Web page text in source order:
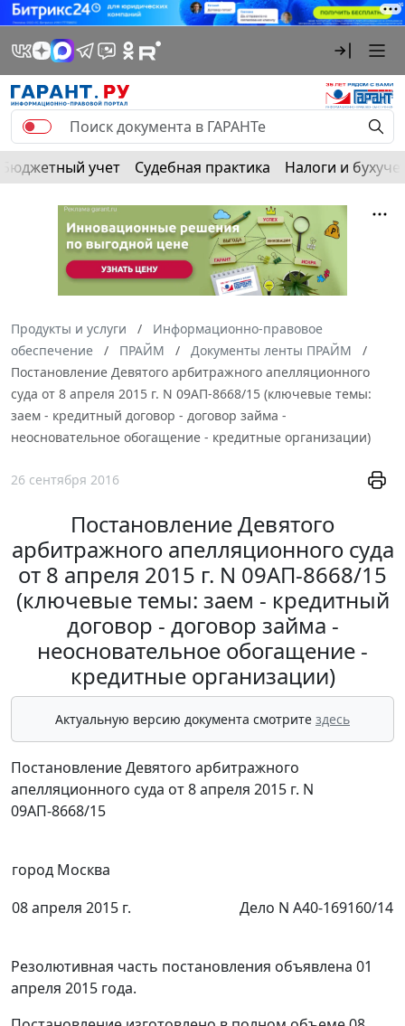
Бюджетный учет Судебная практика Налоги и
Продукты и услуги
Информационно-правовое
обеспечение
ПРАЙМ
Документы ленты ПРАЙМ
Постановление Девятого арбитражного апелляционного
суда от 8 апреля 2015 г. N 09АП-8668/15 (ключевые темы:
заем - кредитный договор - договор займа -
неосновательное обогащение - кредитные организации)
26 сентября 2016
Постановление Девятого
арбитражного апелляционного суда
от 8 апреля 2015 г. N 09АП-8668/15
(ключевые темы: заем - кредитный
договор - договор займа -
неосновательное обогащение -
кредитные организации)
Актуальную версию документа смотрите здесь
Постановление Девятого арбитражного
апелляционного суда от 8 апреля 2015 г. N
09АП-8668/15
город Москва
08 апреля 2015 г.
Дело N А40-169160/14
Резолютивная часть постановления объявлена 01
апреля 2015 года.